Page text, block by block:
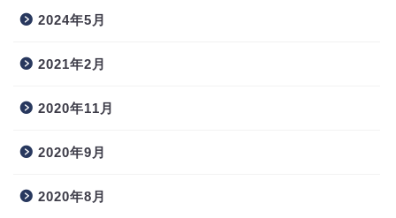
2024年5月
2021年2月
2020年11月
2020年9月
2020年8月